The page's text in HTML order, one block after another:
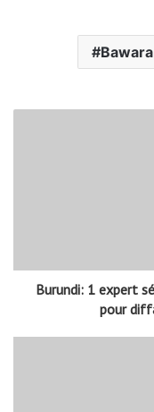
Bawara
Burundi: 1 expert
pour